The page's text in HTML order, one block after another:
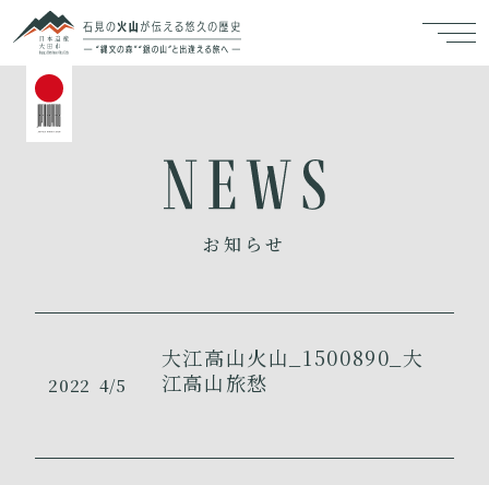
お知らせ
2022 4/5
大江高山火山_1500890_大
江高山旅愁